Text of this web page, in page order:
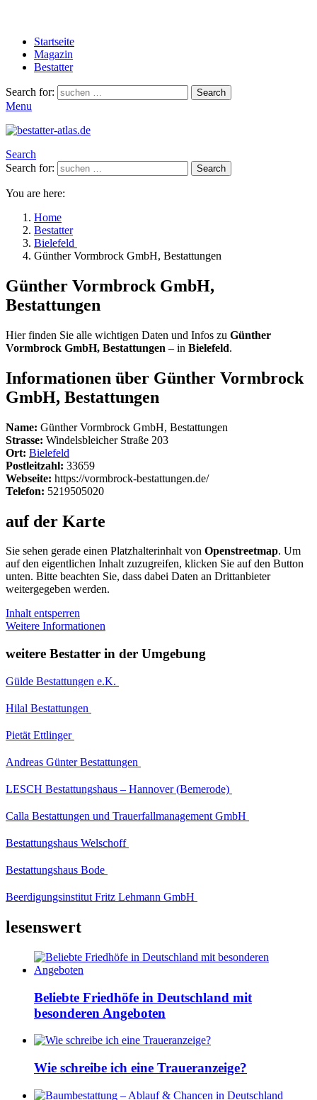
Startseite
Magazin
Bestatter
Search for: Search
Menu
Search
Search for:
Search
You are here:
Home
Bestatter
Bielefeld
Günther Vormbrock GmbH, Bestattungen
Günther Vormbrock GmbH,
Bestattungen
Hier finden Sie alle wichtigen Daten und Infos zu Günther
Vormbrock GmbH, Bestattungen – in Bielefeld.
Informationen über Günther Vormbrock
GmbH, Bestattungen
Name: Günther Vormbrock GmbH, Bestattungen
Strasse: Windelsbleicher Straße 203
Ort: Bielefeld
Postleitzahl: 33659
Webseite: https://vormbrock-bestattungen.de/
Telefon: 5219505020
auf der Karte
Sie sehen gerade einen Platzhalterinhalt von Openstreetmap. Um
auf den eigentlichen Inhalt zuzugreifen, klicken Sie auf den Button
unten. Bitte beachten Sie, dass dabei Daten an Drittanbieter
weitergegeben werden.
Inhalt entsperren
Weitere Informationen
weitere Bestatter in der Umgebung
Gülde Bestattungen e.K.
Hilal Bestattungen
Pietät Ettlinger
Andreas Günter Bestattungen
LESCH Bestattungshaus – Hannover (Bemerode)
Calla Bestattungen und Trauerfallmanagement GmbH
Bestattungshaus Welschoff
Bestattungshaus Bode
Beerdigungsinstitut Fritz Lehmann GmbH
lesenswert
Beliebte Friedhöfe in Deutschland mit
besonderen Angeboten
Wie schreibe ich eine Traueranzeige?